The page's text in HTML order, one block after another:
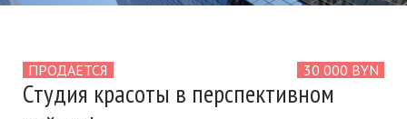
ПРОДАЕТСЯ 30 000 BYN
Студия красоты в перспективном